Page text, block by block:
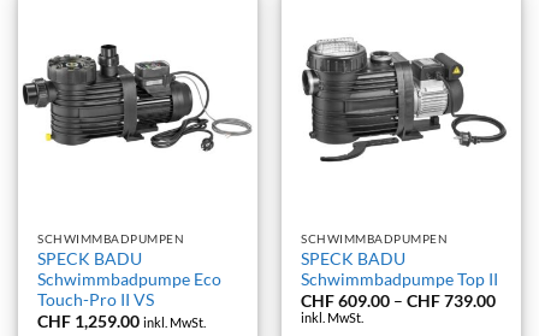
SCHWIMMBADPUMPEN
SPECK BADU
Schwimmbadpumpe Eco
Touch-Pro II VS
CHF 1,259.00 inkl. MwSt.
SCHWIMMBADPUMPEN
SPECK BADU
Schwimmbadpumpe Top II
CHF609.00 –CHF739.00
inkl. MwSt.